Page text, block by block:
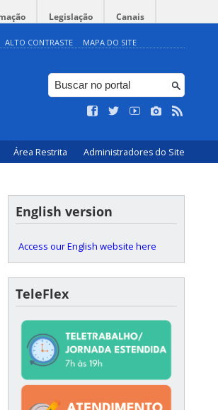
Legislação Canais
ALTO CONTRASTE MAPA DO SITE
Área Restrita Administradores do Site
English version
Access our English website here
TeleFlex